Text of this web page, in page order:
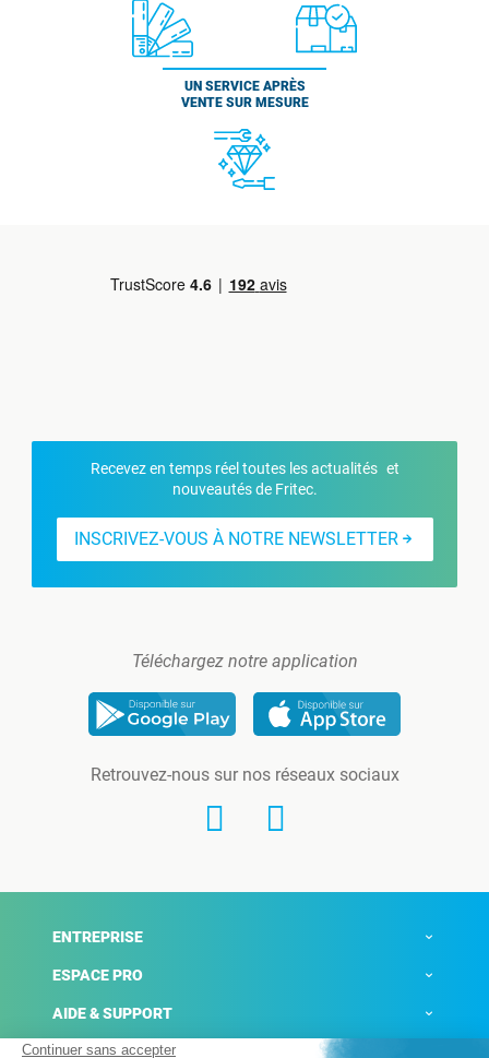
UN SERVICE APRÈS
VENTE SUR MESURE
Recevez en temps réel toutes les actualités et
nouveautés de Fritec.
INSCRIVEZ-VOUS À NOTRE NEWSLETTER
Téléchargez notre application
Retrouvez-nous sur nos réseaux sociaux
ENTREPRISE
ESPACE PRO
AIDE & SUPPORT
ACTUALITÉS